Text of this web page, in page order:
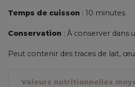
Temps de cuisson : 10 minutes.
Conservation : À conserver dans
Peut contenir des traces de lait,
Valeurs nutritionnelles